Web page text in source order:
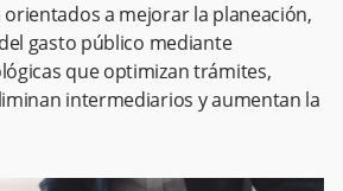
a mejorar la planeación,
gasto público mediante
que optimizan trámites,
intermediarios y aumentan la